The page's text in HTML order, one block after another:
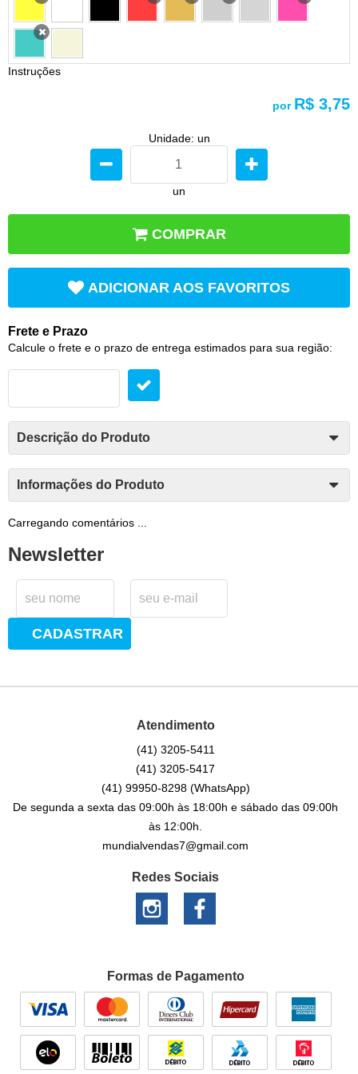
Instruções
por R$ 3,75
Unidade: un
un
COMPRAR
ADICIONAR AOS FAVORITOS
Frete e Prazo
Calcule o frete e o prazo de entrega estimados para sua região:
Descrição do Produto
Informações do Produto
Carregando comentários ...
Newsletter
CADASTRAR
Atendimento
(41) 3205-5411
(41) 3205-5417
(41) 99950-8298 (WhatsApp)
De segunda a sexta das 09:00h às 18:00h e sábado das 09:00h
às 12:00h.
mundialvendas7@gmail.com
Redes Sociais
Formas de Pagamento